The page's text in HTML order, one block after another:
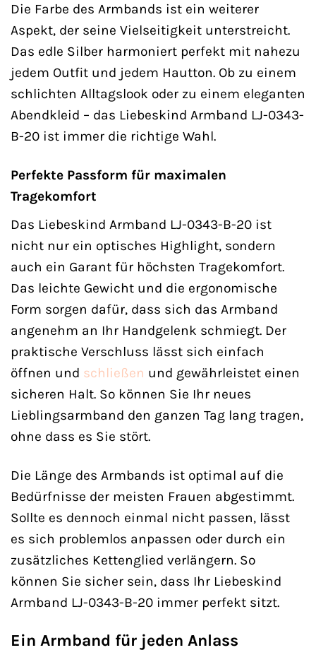
Die Farbe des Armbands ist ein weiterer
Aspekt, der seine Vielseitigkeit unterstreicht.
Das edle Silber harmoniert perfekt mit nahezu
jedem Outfit und jedem Hautton. Ob zu einem
schlichten Alltagslook oder zu einem eleganten
Abendkleid – das Liebeskind Armband LJ-0343-
B-20 ist immer die richtige Wahl.
Perfekte Passform für maximalen
Tragekomfort
Das Liebeskind Armband LJ-0343-B-20 ist
nicht nur ein optisches Highlight, sondern
auch ein Garant für höchsten Tragekomfort.
Das leichte Gewicht und die ergonomische
Form sorgen dafür, dass sich das Armband
angenehm an Ihr Handgelenk schmiegt. Der
praktische Verschluss lässt sich einfach
öffnen und schließen und gewährleistet einen
sicheren Halt. So können Sie Ihr neues
Lieblingsarmband den ganzen Tag lang tragen,
ohne dass es Sie stört.
Die Länge des Armbands ist optimal auf die
Bedürfnisse der meisten Frauen abgestimmt.
Sollte es dennoch einmal nicht passen, lässt
es sich problemlos anpassen oder durch ein
zusätzliches Kettenglied verlängern. So
können Sie sicher sein, dass Ihr Liebeskind
Armband LJ-0343-B-20 immer perfekt sitzt.
Ein Armband für jeden Anlass